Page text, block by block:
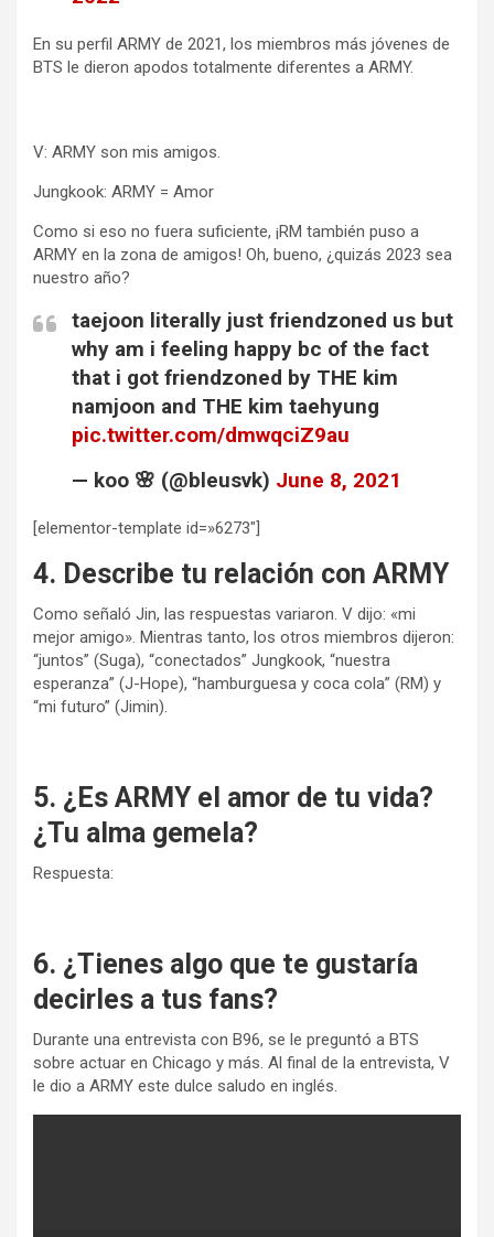
En su perfil ARMY de 2021, los miembros más jóvenes de
BTS le dieron apodos totalmente diferentes a ARMY.
V: ARMY son mis amigos.
Jungkook: ARMY = Amor
Como si eso no fuera suficiente, ¡RM también puso a
ARMY en la zona de amigos! Oh, bueno, ¿quizás 2023 sea
nuestro año?
taejoon literally just friendzoned us but
why am i feeling happy bc of the fact
that i got friendzoned by THE kim
namjoon and THE kim taehyung
pic.twitter.com/dmwqciZ9au
— koo 🌸 (@bleusvk) June 8, 2021
[elementor-template id=»6273″]
4. Describe tu relación con ARMY
Como señaló Jin, las respuestas variaron. V dijo: «mi
mejor amigo». Mientras tanto, los otros miembros dijeron:
“juntos” (Suga), “conectados” Jungkook, “nuestra
esperanza” (J-Hope), “hamburguesa y coca cola” (RM) y
“mi futuro” (Jimin).
5. ¿Es ARMY el amor de tu vida?
¿Tu alma gemela?
Respuesta:
6. ¿Tienes algo que te gustaría
decirles a tus fans?
Durante una entrevista con B96, se le preguntó a BTS
sobre actuar en Chicago y más. Al final de la entrevista, V
le dio a ARMY este dulce saludo en inglés.